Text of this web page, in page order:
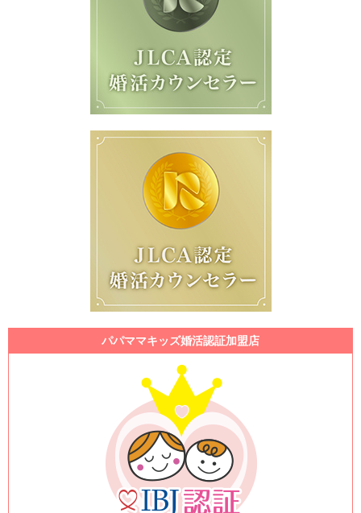
パパママキッズ婚活認証加盟店